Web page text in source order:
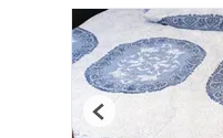
Previous